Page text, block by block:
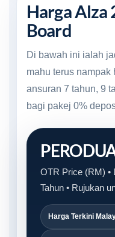
Harga Alza
Board
Di bawah ini ialah
mahu terus nampak
ansuran 7 tahun, 9
bagi pakej 0%
OTR Price (RM) •
Tahun • Rujukan
Harga Terkini